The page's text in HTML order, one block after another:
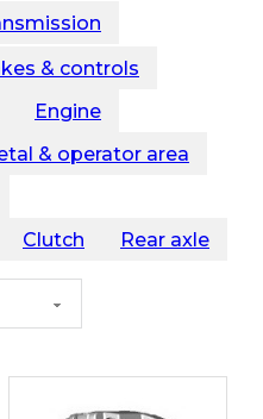
& controls
Engine
& operator area
Clutch Rear axle